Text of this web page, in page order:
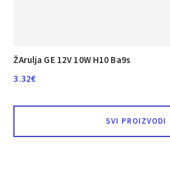
ŽArulja GE 12V 10W H10 Ba9s
3.32€
SVI PROIZVODI